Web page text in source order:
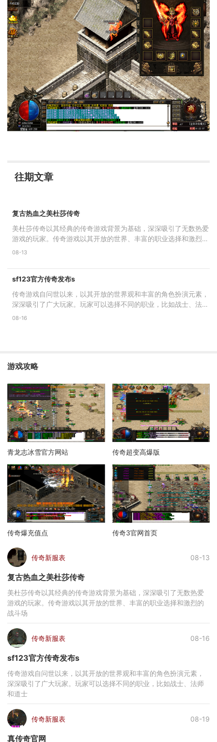
往期文章
复古热血之美杜莎传奇
美杜莎传奇以其经典的传奇游戏背景为基础，深深吸引了无数热爱
游戏的玩家。传奇游戏以其开放的世界、丰富的职业选择和激烈的
战斗场景著称。在这个
08-13
sf123官方传奇发布s
传奇游戏自问世以来，以其开放的世界观和丰富的角色扮演元素，
深深吸引了广大玩家。玩家可以选择不同的职业，比如战士、法师
和道士，每个职业都有
08-16
游戏攻略
青龙志冰雪官方网站 传奇超变高爆版
传奇爆充值点 传奇3官网首页
传奇新服表 08-13
复古热血之美杜莎传奇
美杜莎传奇以其经典的传奇游戏背景为基础，深深吸引了无数热爱
游戏的玩家。传奇游戏以其开放的世界、丰富的职业选择和激烈的
战斗场
传奇新服表 08-16
sf123官方传奇发布s
传奇游戏自问世以来，以其开放的世界观和丰富的角色扮演元素，
深深吸引了广大玩家。玩家可以选择不同的职业，比如战士、法师
和道士
传奇新服表 08-19
真传奇官网